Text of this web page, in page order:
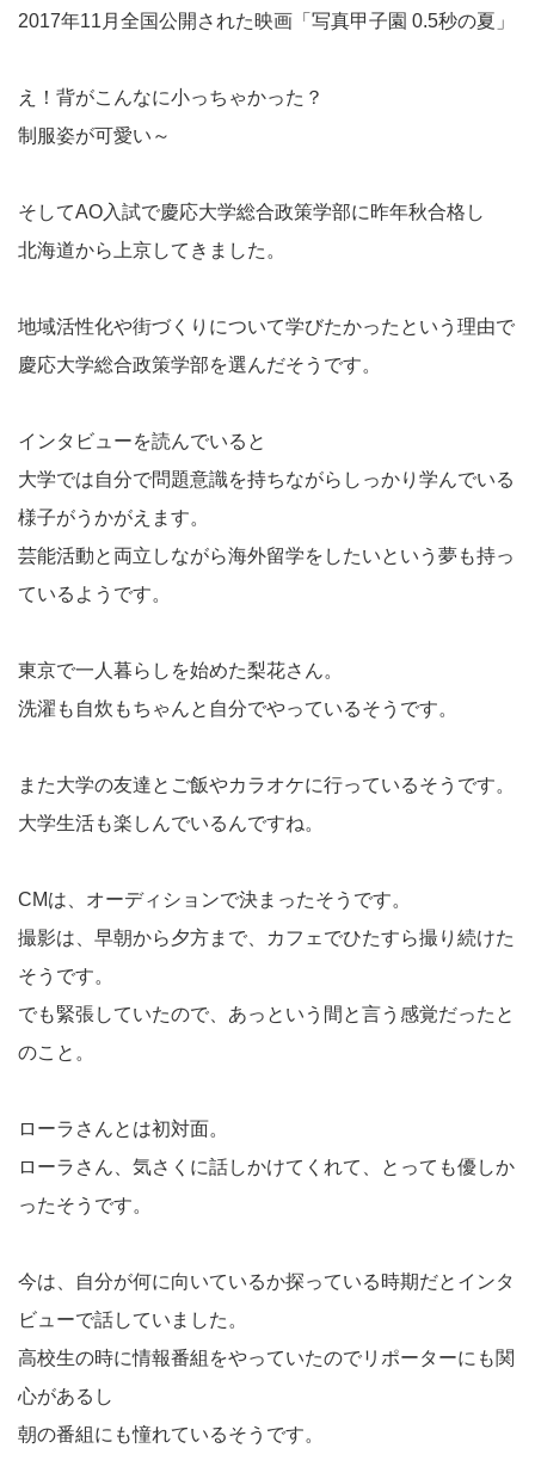
2017年11月全国公開された映画「写真甲子園 0.5秒の夏」
え！背がこんなに小っちゃかった？
制服姿が可愛い～
そしてAO入試で慶応大学総合政策学部に昨年秋合格し
北海道から上京してきました。
地域活性化や街づくりについて学びたかったという理由で
慶応大学総合政策学部を選んだそうです。
インタビューを読んでいると
大学では自分で問題意識を持ちながらしっかり学んでいる
様子がうかがえます。
芸能活動と両立しながら海外留学をしたいという夢も持っ
ているようです。
東京で一人暮らしを始めた梨花さん。
洗濯も自炊もちゃんと自分でやっているそうです。
また大学の友達とご飯やカラオケに行っているそうです。
大学生活も楽しんでいるんですね。
CMは、オーディションで決まったそうです。
撮影は、早朝から夕方まで、カフェでひたすら撮り続けた
そうです。
でも緊張していたので、あっという間と言う感覚だったと
のこと。
ローラさんとは初対面。
ローラさん、気さくに話しかけてくれて、とっても優しか
ったそうです。
今は、自分が何に向いているか探っている時期だとインタ
ビューで話していました。
高校生の時に情報番組をやっていたのでリポーターにも関
心があるし
朝の番組にも憧れているそうです。